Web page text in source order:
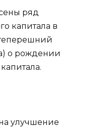
ряд
капитала в
о рождении
улучшение